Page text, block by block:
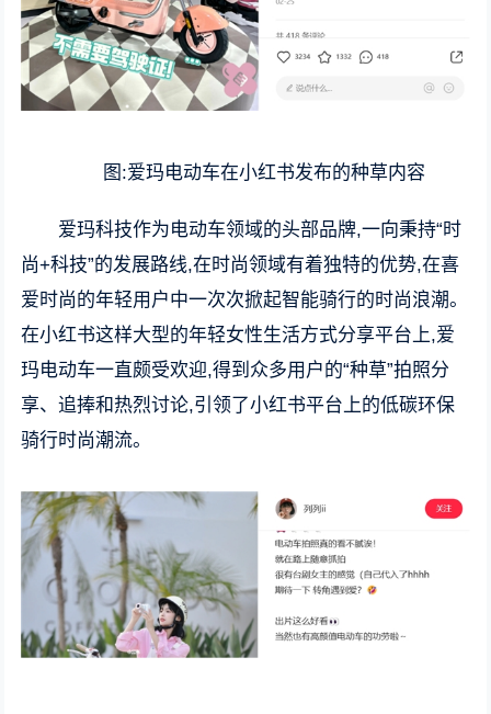
图:爱玛电动车在小红书发布的种草内容
爱玛科技作为电动车领域的头部品牌,一向秉持“时
尚+科技”的发展路线,在时尚领域有着独特的优势,在喜
爱时尚的年轻用户中一次次掀起智能骑行的时尚浪潮。
在小红书这样大型的年轻女性生活方式分享平台上,爱
玛电动车一直颇受欢迎,得到众多用户的“种草”拍照分
享、追捧和热烈讨论,引领了小红书平台上的低碳环保
骑行时尚潮流。